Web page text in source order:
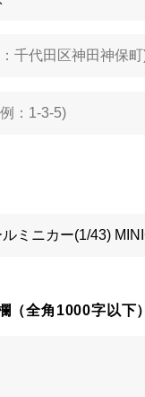
（全角1000字以下）